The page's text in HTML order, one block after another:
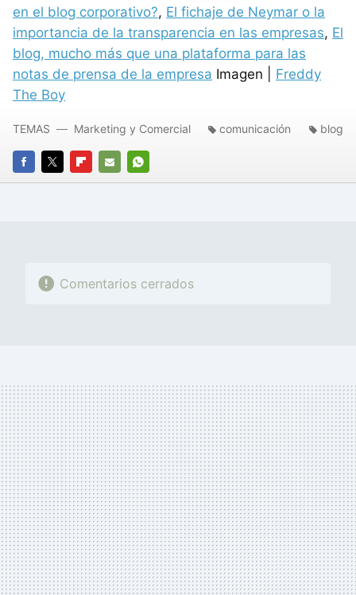
en el blog corporativo?, El fichaje de Neymar o la
importancia de la transparencia en las empresas, El
blog, mucho más que una plataforma para las
notas de prensa de la empresa Imagen | Freddy
The Boy
FACEBOOK
TWITTERFLIPBOARD
E-
WHATSAPP
TEMAS Marketing y Comercial comunicación blog
Comentarios cerrados